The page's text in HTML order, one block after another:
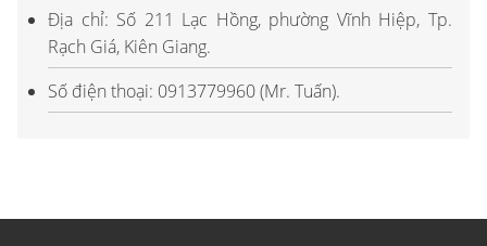
Địa chỉ: Số 211 Lạc Hồng, phường Vĩnh Hiệp, Tp.
Rạch Giá, Kiên Giang.
Số điện thoại: 0913779960 (Mr. Tuấn).